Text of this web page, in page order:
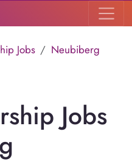
Jobs Neubiberg
Jobs